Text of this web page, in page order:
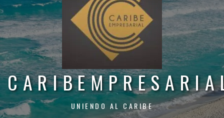
UNIENDO AL CARIBE